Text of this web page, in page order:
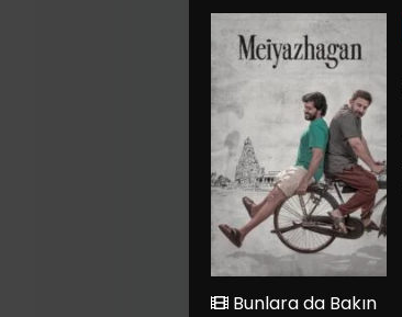
Bunlara da Bakın